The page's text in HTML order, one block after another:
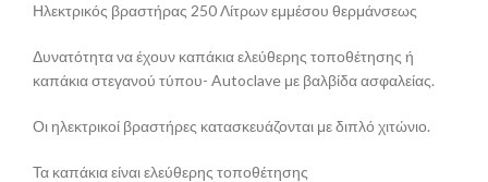
Ηλεκτρικός βραστήρας 250 Λίτρων εμμέσου θερμάνσεως
Δυνατότητα να έχουν καπάκια ελεύθερης τοποθέτησης ή
καπάκια στεγανού τύπου- Autoclave με βαλβίδα ασφαλείας.
Οι ηλεκτρικοί βραστήρες κατασκευάζονται με διπλό χιτώνιο.
Τα καπάκια είναι ελεύθερης τοποθέτησης